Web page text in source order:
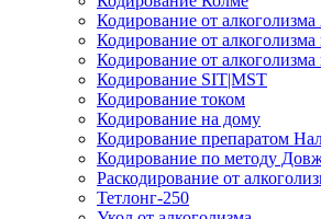
Кодирование от
Кодирование от алкоголизма
Кодирование от алкоголизма
Кодирование SIT|MST
Кодирование током
Кодирование на дому
Кодирование препаратом
Кодирование по методу
Раскодирование от
Тетлонг-250